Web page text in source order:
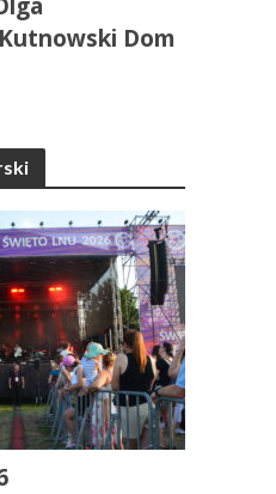
Dom